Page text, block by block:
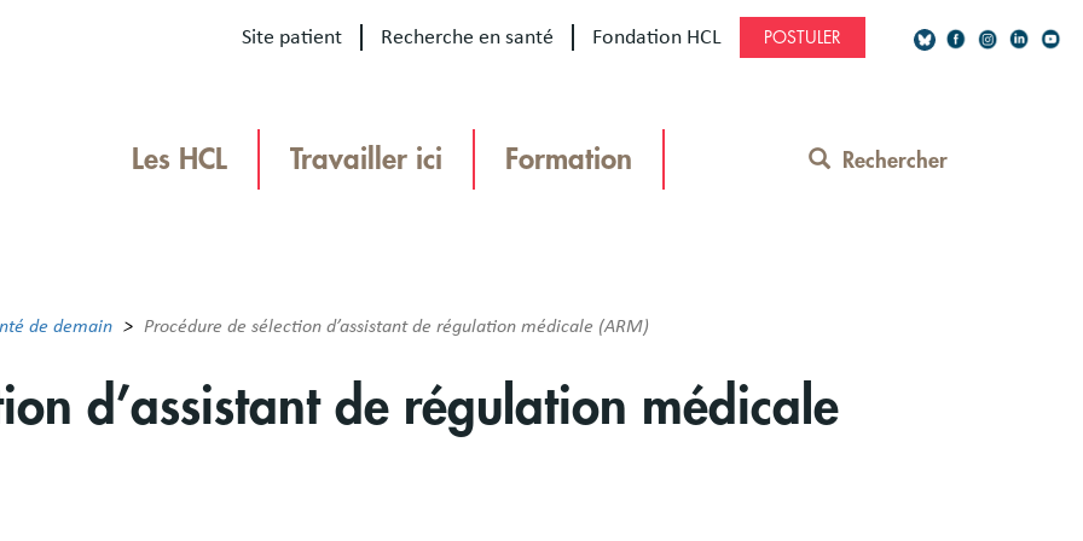
Site patient Recherche en santé Fondation HCL POSTULER
Network
Les HCL Travailler ici Formation Rechercher
de demain Procédure de sélection d’assistant de régulation médicale (ARM)
d’assistant de régulation médicale